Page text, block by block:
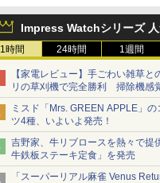
Impress Watchシリーズ
1時間 24時間 1週間
【家電レビュー】手ごわい雑草と
リの草刈機で完全勝利 掃除機感
ミスド「Mrs. GREEN APPLE」の
ツ4種、いよいよ発売！
吉野家、牛リブロースを熱々で提
牛鉄板ステーキ定食」を発売
「スーパーリアル麻雀 Venus